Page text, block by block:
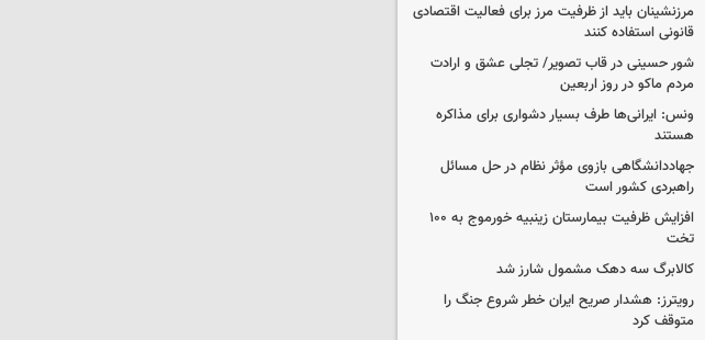
مرزنشینان باید از ظرفیت مرز برای فعالیت اقتصادی
قانونی استفاده کنند
شور حسینی در قاب تصویر/ تجلی عشق و ارادت
مردم ماکو در روز اربعین
ونس: ایرانی‌ها طرف بسیار دشواری برای مذاکره
هستند
جهاددانشگاهی بازوی مؤثر نظام در حل مسائل
راهبردی کشور است
افزایش ظرفیت بیمارستان زینبیه خورموج به ۱۰۰
تخت
کالابرگ سه دهک مشمول شارز شد
رویترز: هشدار صریح ایران خطر شروع جنگ را
متوقف کرد